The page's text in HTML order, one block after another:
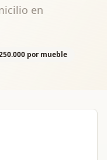
en
por mueble